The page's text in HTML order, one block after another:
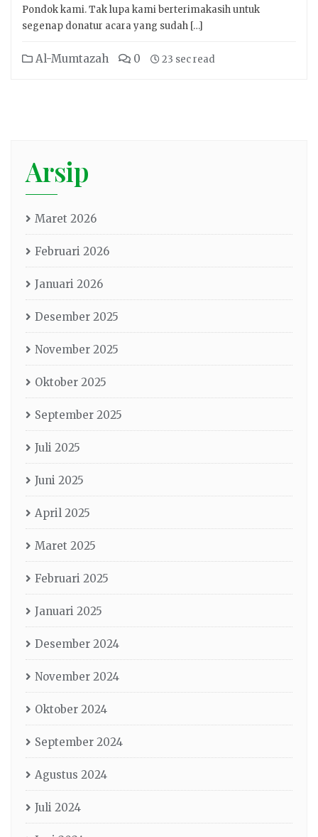
Pondok kami. Tak lupa kami berterimakasih untuk
segenap donatur acara yang sudah […]
Al-Mumtazah 0 23 sec read
Arsip
Maret 2026
Februari 2026
Januari 2026
Desember 2025
November 2025
Oktober 2025
September 2025
Juli 2025
Juni 2025
April 2025
Maret 2025
Februari 2025
Januari 2025
Desember 2024
November 2024
Oktober 2024
September 2024
Agustus 2024
Juli 2024